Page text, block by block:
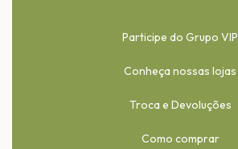
Participe do Grupo VIP
Conheça nossas lojas
Troca e Devoluções
Como comprar